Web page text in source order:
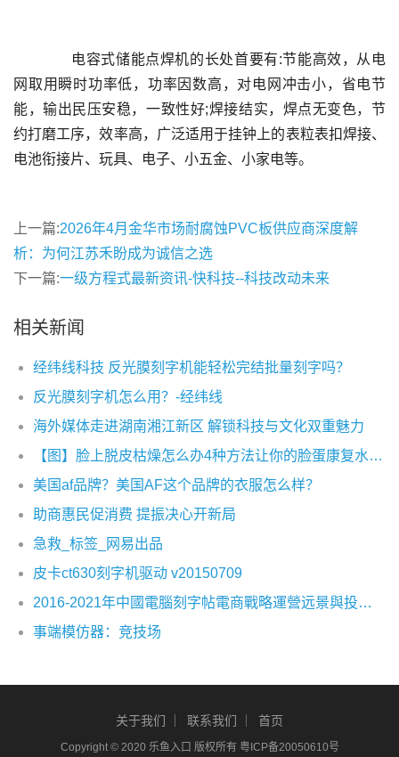
网取用瞬时功率低，功率因数高，对电网冲击小，省电节
能，输出民压安稳，一致性好;焊接结实，焊点无变色，节
约打磨工序，效率高，广泛适用于挂钟上的表粒表扣焊接、
上一篇:2026年4月金华市场耐腐蚀PVC板供应商深度解
析：为何江苏禾盼成为诚信之选
下一篇:一级方程式最新资讯-快科技--科技改动未来
相关新闻
经纬线科技 反光膜刻字机能轻松完结批量刻字吗？
反光膜刻字机怎么用？-经纬线
海外媒体走进湖南湘江新区 解锁科技与文化双重魅力
【图】脸上脱皮枯燥怎么办4种方法让你的脸蛋康复水嫩而有光泽
美国af品牌？美国AF这个品牌的衣服怎么样？
助商惠民促消费 提振决心开新局
急救_标签_网易出品
皮卡ct630刻字机驱动 v20150709
2016-2021年中國電腦刻字帖電商戰略運營远景與投資战略咨詢報告
事端模仿器：竞技场
关于我们 联系我们 首页
Copyright © 2020 乐鱼入口 版权所有 粤ICP备20050610号